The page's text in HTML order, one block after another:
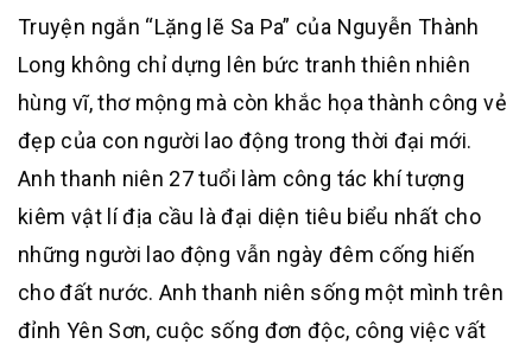
Truyện ngắn “Lặng lẽ Sa Pa” của Nguyễn Thành
Long không chỉ dựng lên bức tranh thiên nhiên
hùng vĩ, thơ mộng mà còn khắc họa thành công vẻ
đẹp của con người lao động trong thời đại mới.
Anh thanh niên 27 tuổi làm công tác khí tượng
kiêm vật lí địa cầu là đại diện tiêu biểu nhất cho
những người lao động vẫn ngày đêm cống hiến
cho đất nước. Anh thanh niên sống một mình trên
đỉnh Yên Sơn, cuộc sống đơn độc, công việc vất